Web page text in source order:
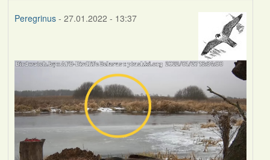
Peregrinus- 27.01.2022 - 13:37